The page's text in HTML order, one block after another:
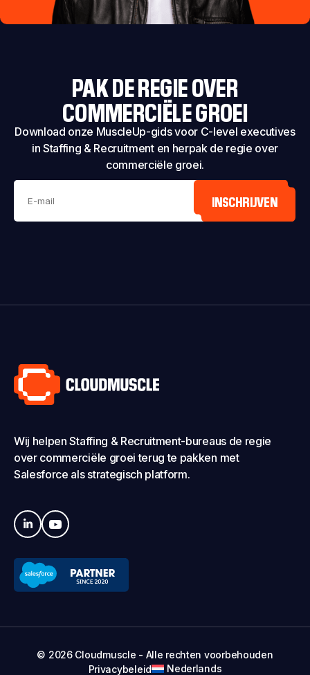
PAK DE REGIE OVER
COMMERCIËLE GROEI
Download onze MuscleUp-gids voor C-level executives
in Staffing & Recruitment en herpak de regie over
commerciële groei.
INSCHRIJVEN
Wij helpen Staffing & Recruitment-bureaus de regie
over commerciële groei terug te pakken met
Salesforce als strategisch platform.
© 2026 Cloudmuscle - Alle rechten voorbehouden
Privacybeleid
Nederlands